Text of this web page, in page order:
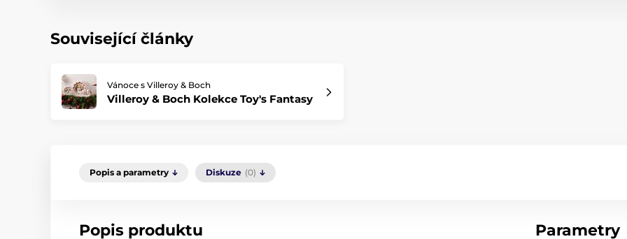
Související články
Vánoce s Villeroy & Boch
Villeroy & Boch Kolekce Toy's Fantasy
Popis a parametry Diskuze (0)
Popis produktu Parametry